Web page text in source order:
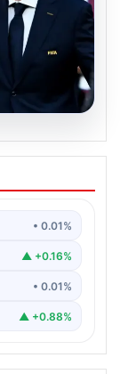
Bin Al-• 0.01%
▲ +0.16%
• 0.01%
▲ +0.88%